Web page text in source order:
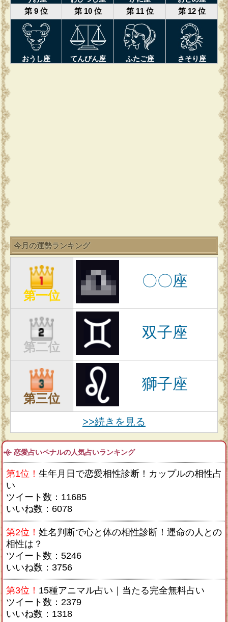
第 9 位 第 10 位 第 11 位 第 12 位
おうし座 てんびん座 ふたご座 さそり座
今月の運勢ランキング
第一位
〇〇座
第二位
双子座
第三位
獅子座
>>続きを見る
恋愛占いペナルの人気占いランキング
第1位！ 生年月日で恋愛相性診断！カップルの相性占
い
ツイート数：11685
いいね数：6078
第2位！ 姓名判断で心と体の相性診断！運命の人との
相性は？
ツイート数：5246
いいね数：3756
第3位！ 15種アニマル占い｜当たる完全無料占い
ツイート数：2379
いいね数：1318